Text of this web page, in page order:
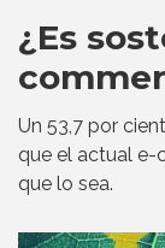
¿Es
Un 53,7 por
que el actual e-
que lo sea.